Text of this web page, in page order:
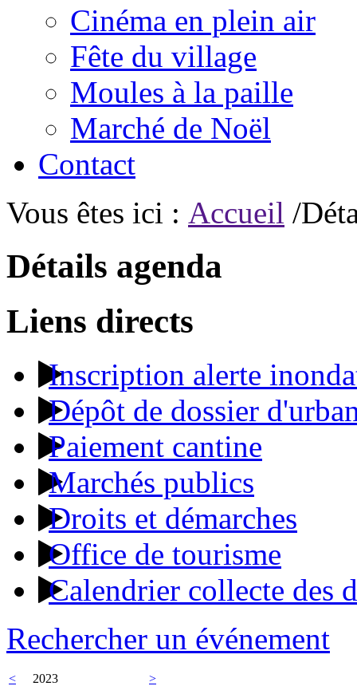
Cinéma en plein air
Fête du village
Moules à la paille
Marché de Noël
Contact
Vous êtes ici : Accueil /
Détails agenda
Liens directs
Inscription alerte
Dépôt de dossier
Paiement cantine
Marchés publics
Droits et démarches
Office de tourisme
Calendrier collecte des
Rechercher un événement
< 2023
>